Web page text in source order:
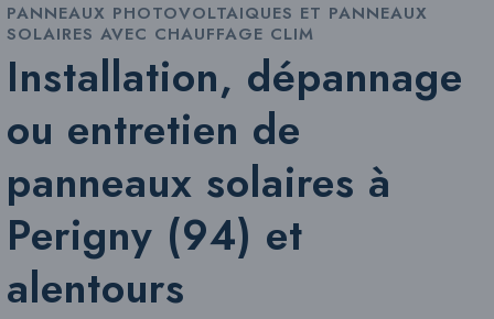
PANNEAUX PHOTOVOLTAIQUES ET PANNEAUX
SOLAIRES AVEC CHAUFFAGE CLIM
Installation, dépannage
ou entretien de
panneaux solaires à
Perigny (94) et
alentours